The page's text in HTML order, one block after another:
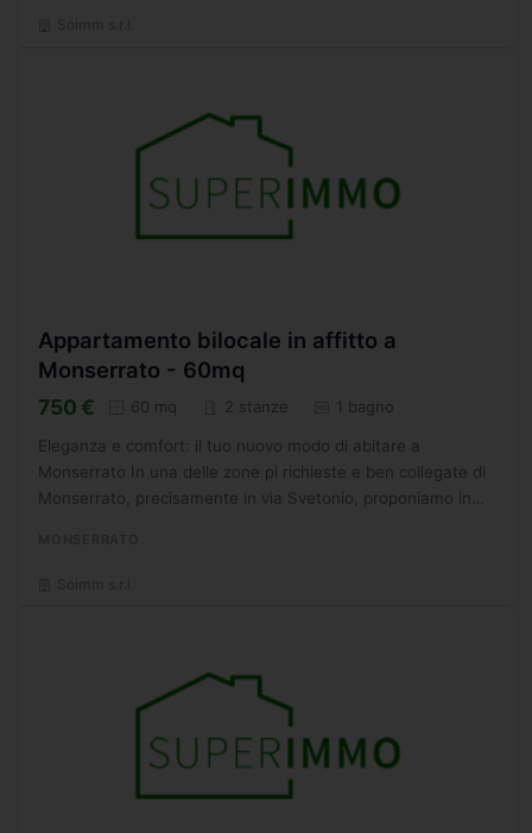
Appartamento bilocale in affitto a
Monserrato - 60mq
750 € 60 mq 2 stanze 1 bagno
Eleganza e comfort: il tuo nuovo modo di abitare a
Monserrato In una delle zone pi richieste e ben collegate di
Monserrato, precisamente in via Svetonio, proponiamo in